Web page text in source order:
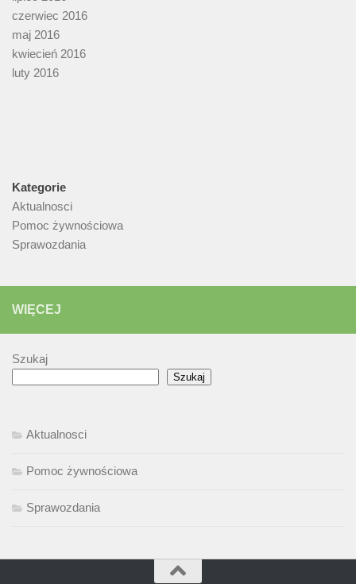
czerwiec 2016
maj 2016
kwiecień 2016
luty 2016
Kategorie
Aktualnosci
Pomoc żywnościowa
Sprawozdania
WIĘCEJ
Szukaj
Szukaj
Aktualnosci
Pomoc żywnościowa
Sprawozdania